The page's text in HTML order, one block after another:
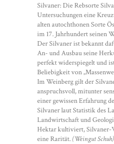
Silvaner: Die Rebsorte
Untersuchungen eine
alten autochthonen Sorte
im 17. Jahrhundert seinen
Der Silvaner ist bekannt
An- und Ausbau seine
perfekt widerspiegelt und
Beliebigkeit von
Im Weinberg gilt der
anspruchsvoll, mitunter
einer gewissen Erfahrung
Silvaner laut Statistik des
Landwirtschaft und
Hektar kultiviert, Silvaner-
eine Rarität.(Weingut Schuh)